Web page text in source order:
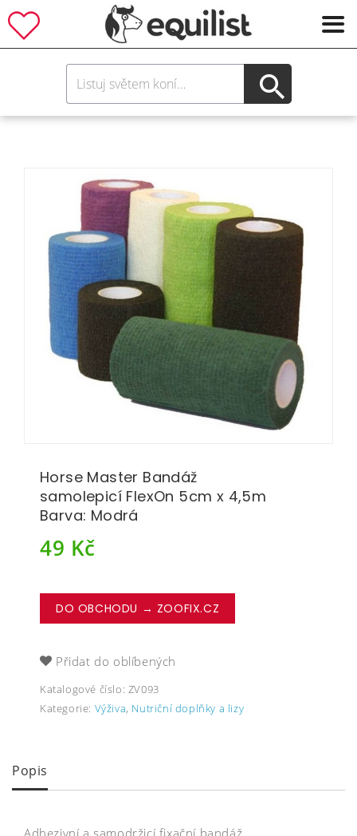
Horse Master Bandáž
samolepicí FlexOn 5cm x 4,5m
Barva: Modrá
49 Kč
DO OBCHODU → ZOOFIX.CZ
Přidat do oblíbených
Katalogové číslo: ZV093
Kategorie: Výživa, Nutriční doplňky a lizy
Popis
Adhezivní a samodržicí fixační bandáž.